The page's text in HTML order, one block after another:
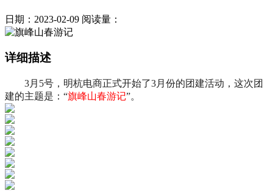
日期：2023-02-09 阅读量：
详细描述
3月5号，明杭电商正式开始了3月份的团建活动，这次团
建的主题是：“旗峰山春游记”。